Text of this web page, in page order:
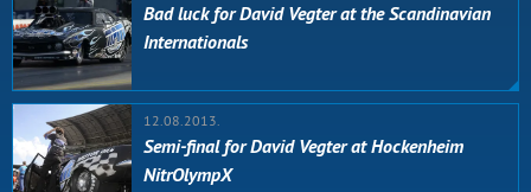
Bad luck for David Vegter at the Scandinavian
Internationals
12.08.2013.
Semi-final for David Vegter at Hockenheim
NitrOlympX